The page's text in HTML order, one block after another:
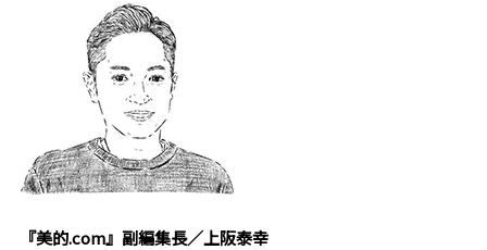
『美的.com』副編集長／上阪泰幸